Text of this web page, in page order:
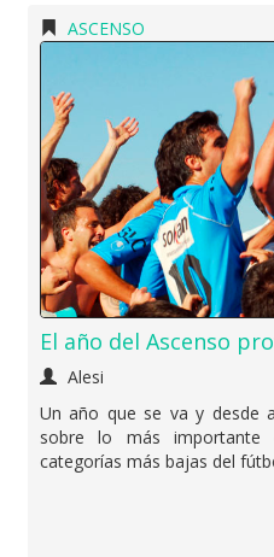
ASCENSO
El año del Ascenso
Alesi
Un año que se va y desde
sobre lo más
categorías más bajas del